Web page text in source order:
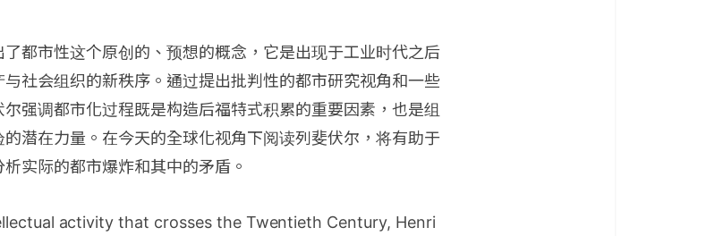
都市性这个原创的、预想的概念，它是出现于工业时代之后
社会组织的新秩序。通过提出批判性的都市研究视角和一些
强调都市化过程既是构造后福特式积累的重要因素，也是组
潜在力量。在今天的全球化视角下阅读列斐伏尔，将有助于
实际的都市爆炸和其中的矛盾。
activity that crosses the Twentieth Century, Henri